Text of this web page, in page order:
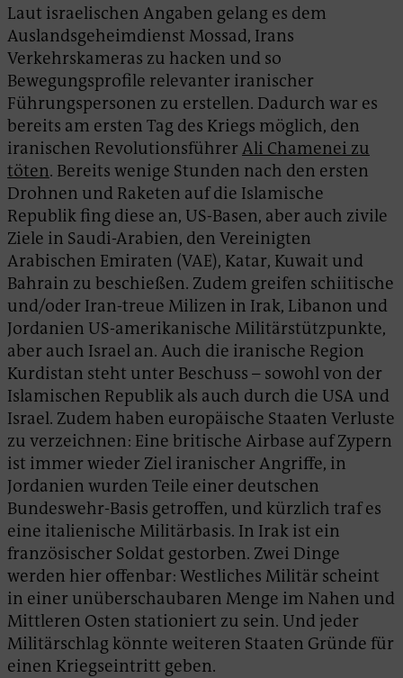
Laut israelischen Angaben gelang es dem
Auslandsgeheimdienst Mossad, Irans
Verkehrskameras zu hacken und so
Bewegungsprofile relevanter iranischer
Führungspersonen zu erstellen. Dadurch war es
bereits am ersten Tag des Kriegs möglich, den
iranischen Revolutionsführer Ali Chamenei zu
töten. Bereits wenige Stunden nach den ersten
Drohnen und Raketen auf die Islamische
Republik fing diese an, US-Basen, aber auch zivile
Ziele in Saudi-Arabien, den Vereinigten
Arabischen Emiraten (VAE), Katar, Kuwait und
Bahrain zu beschießen. Zudem greifen schiitische
und/oder Iran-treue Milizen in Irak, Libanon und
Jordanien US-amerikanische Militärstützpunkte,
aber auch Israel an. Auch die iranische Region
Kurdistan steht unter Beschuss – sowohl von der
Islamischen Republik als auch durch die USA und
Israel. Zudem haben europäische Staaten Verluste
zu verzeichnen: Eine britische Airbase auf Zypern
ist immer wieder Ziel iranischer Angriffe, in
Jordanien wurden Teile einer deutschen
Bundeswehr-Basis getroffen, und kürzlich traf es
eine italienische Militärbasis. In Irak ist ein
französischer Soldat gestorben. Zwei Dinge
werden hier offenbar: Westliches Militär scheint
in einer unüberschaubaren Menge im Nahen und
Mittleren Osten stationiert zu sein. Und jeder
Militärschlag könnte weiteren Staaten Gründe für
einen Kriegseintritt geben.